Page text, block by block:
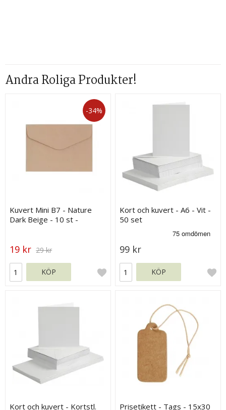
Andra Roliga Produkter!
-34%
Kuvert Mini B7 - Nature
Dark Beige - 10 st -
19 kr 29 kr
KÖP
Kort och kuvert - A6 - Vit -
50 set
99 kr
KÖP
Kort och kuvert - Kortstl. Prisetikett - Tags - 15x30